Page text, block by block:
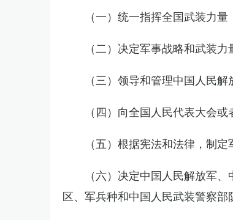
（一）统一指挥全国武装力量
（二）决定军事战略和武装力
（三）领导和管理中国人民
（四）向全国人民代表大会
（五）根据宪法和法律，制
（六）决定中国人民解放军
区、军兵种和中国人民武装警察部